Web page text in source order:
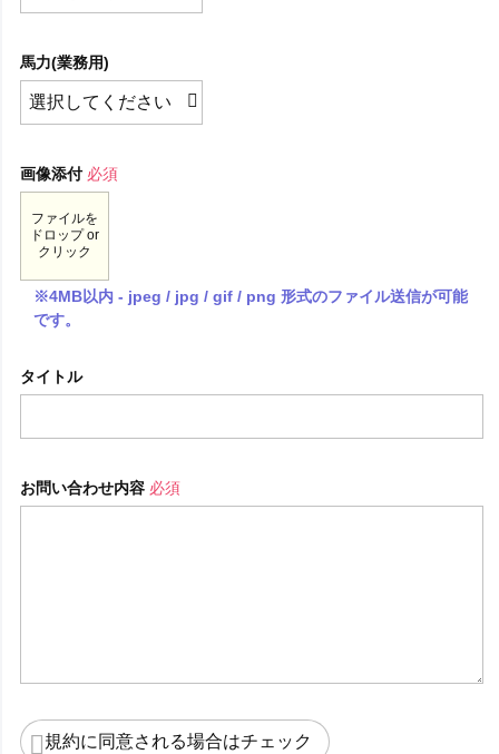
馬力(業務用)
画像添付 必須
ファイルを
ドロップ or
クリック
※4MB以内 - jpeg / jpg / gif / png 形式のファイル送信が可能
です。
タイトル
お問い合わせ内容 必須
規約に同意される場合はチェック